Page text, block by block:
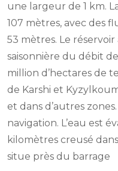
une largeur de 1 km.
107 mètres, avec des
53 mètres. Le
saisonnière du débit
million d’hectares de
de Karshi et
et dans d’autres
navigation. L’eau est
kilomètres creusé
situe près du barrage